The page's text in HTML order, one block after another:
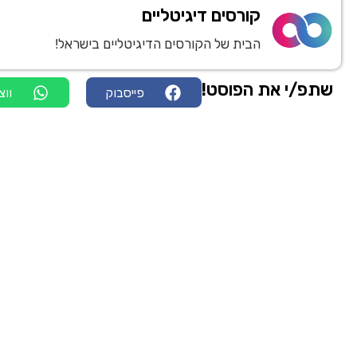
קורסים דיגיטליים
הבית של הקורסים הדיגיטליים בישראל!
שתפ/י את הפוסט! פייסבוק